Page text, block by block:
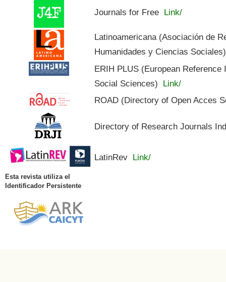
Journals for Free Link/
Latinoamericana (Asociación de
Humanidades y Ciencias Sociales)
ERIH PLUS (European
Social Sciences) Link/
ROAD (Directory of Open Acces
Directory of Research Journals
LatinRev Link/
Esta revista utiliza el
Identificador Persistente